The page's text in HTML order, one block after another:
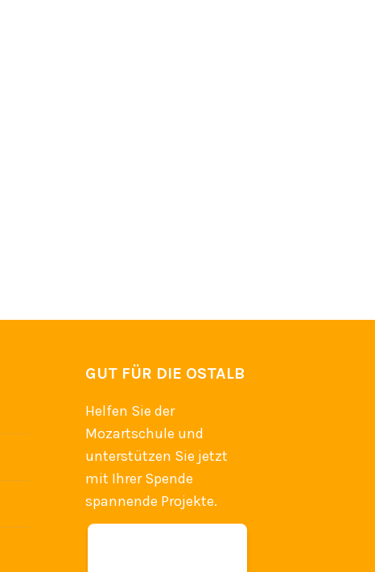
GUT FÜR DIE OSTALB
Helfen Sie der
Mozartschule und
unterstützen Sie jetzt
mit Ihrer Spende
spannende Projekte.